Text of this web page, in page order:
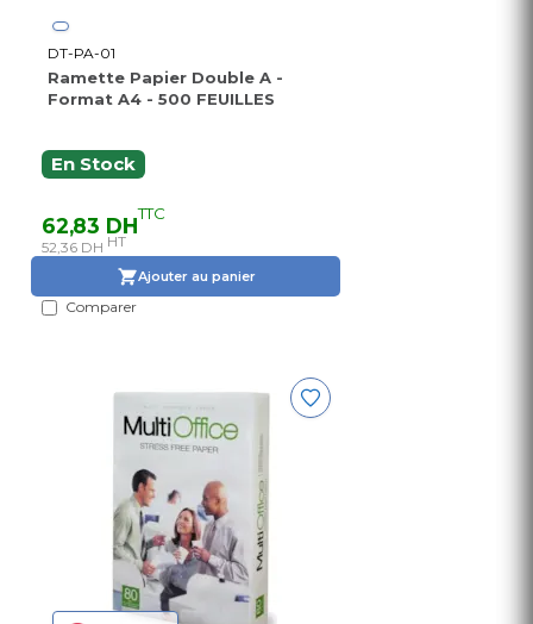
DT-PA-01
Ramette Papier Double A -
Format A4 - 500 FEUILLES
En Stock
62,83 DHTTC
52,36 DH HT
Ajouter au panier
Comparer